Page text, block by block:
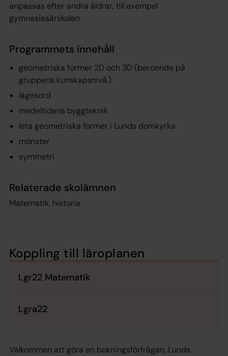
anpassas efter andra åldrar, till exempel
gymnasiesärskolan.
Programmets innehåll
geometriska former 2D och 3D (beroende på
gruppens kunskapsnivå.)
lägesord
medeltidens byggteknik
leta geometriska former i Lunds domkyrka
mönster
symmetri
Relaterade skolämnen
Matematik, historia.
Koppling till läroplanen
Lgr22 Matematik
Lgra22
Välkommen att göra en bokningsförfrågan, Lunds